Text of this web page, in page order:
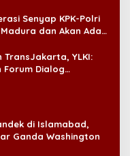
Senyap KPK-Polri
dan Akan Ada
YLKI:
Forum Dialog
di Islamabad,
Ganda Washington